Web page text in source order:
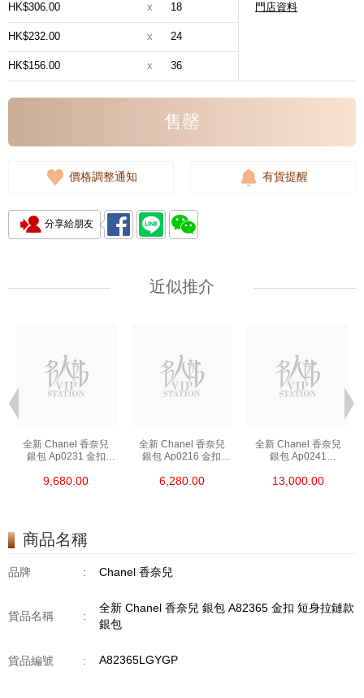
門店資料
HK$306.00 x 18
HK$232.00 x 24
HK$156.00 x 36
售罄
價格調整通知 有貨提醒
分享給朋友
近似推介
全新 Chanel 香奈兒
銀包 Ap0231 金扣
9,680.00
全新 Chanel 香奈兒
銀包 Ap0216 金扣
6,280.00
全新 Chanel 香奈兒
銀包 Ap0241
13,000.00
商品名稱
品牌 : Chanel 香奈兒
貨品名稱 :
全新 Chanel 香奈兒 銀包 A82365 金扣 短身拉鏈款
銀包
貨品編號 : A82365LGYGP